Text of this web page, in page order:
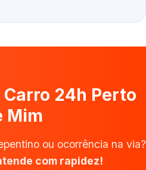
24h Perto
Mim
ou ocorrência na via?
com rapidez!